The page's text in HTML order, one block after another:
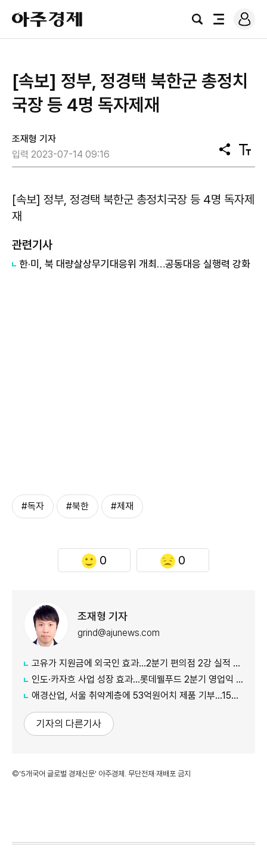
아
주
경
검
전
로
그
[속보] 정부, 정경택 북한군 총정치
국장 등 4명 독자제재
조재형 기자
입력 2023-07-14 09:16
공
유
텍
스
기
[속보] 정부, 정경택 북한군 총정치국장 등 4명 독자제
재
관련기사
​한·미, 북 대량살상무기대응위 개최…공동대응 실행력 강화
#독자 #북한 #제재
0 0
조재형 기자
grind@ajunews.com
고유가 지원금에 외국인 효과…2분기 편의점 2강 실적 날았다
인도·카자흐 사업 성장 효과…롯데웰푸드 2분기 영업익 89%↑
애경산업, 서울 취약계층에 53억원어치 제품 기부…15년째 나눔
기자의 다른기사
©'5개국어 글로벌 경제신문' 아주경제. 무단전재·재배포 금지